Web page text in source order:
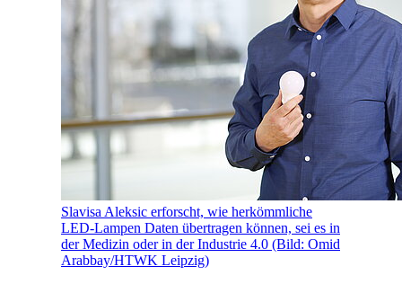
Slavisa Aleksic erforscht, wie herkömmliche
LED-Lampen Daten übertragen können, sei es in
der Medizin oder in der Industrie 4.0 (Bild: Omid
Arabbay/HTWK Leipzig)